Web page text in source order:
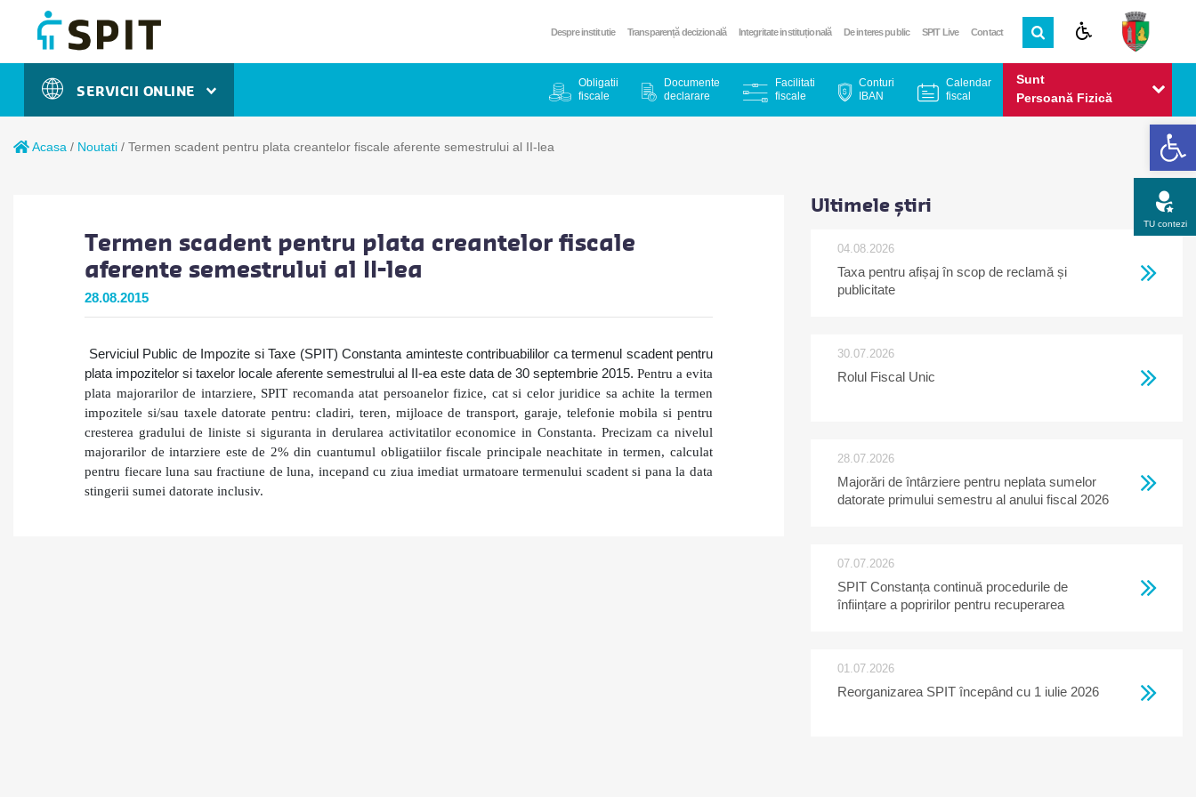
Despre institutie Transparență decizională Integritate instituțională De interes public SPIT Live Contact
SERVICII ONLINE
Sunt
Persoană Fizică
Obligatii
fiscale
Documente
declarare
Facilitati
fiscale
Conturi
IBAN
Calendar
fiscal
Acasa / Noutati / Termen scadent pentru plata creantelor fiscale aferente semestrului al II-lea
Termen scadent pentru plata creantelor fiscale
aferente semestrului al II-lea
28.08.2015
Serviciul Public de Impozite si Taxe (SPIT) Constanta aminteste contribuabililor ca termenul scadent pentru
plata impozitelor si taxelor locale aferente semestrului al II-ea este data de 30 septembrie 2015. Pentru a evita
plata majorarilor de intarziere, SPIT recomanda atat persoanelor fizice, cat si celor juridice sa achite la termen
impozitele si/sau taxele datorate pentru: cladiri, teren, mijloace de transport, garaje, telefonie mobila si pentru
cresterea gradului de liniste si siguranta in derularea activitatilor economice in Constanta. Precizam ca nivelul
majorarilor de intarziere este de 2% din cuantumul obligatiilor fiscale principale neachitate in termen, calculat
pentru fiecare luna sau fractiune de luna, incepand cu ziua imediat urmatoare termenului scadent si pana la data
stingerii sumei datorate inclusiv.
Ultimele știri
04.08.2026
Taxa pentru afișaj în scop de reclamă și
publicitate
30.07.2026
Rolul Fiscal Unic
28.07.2026
Majorări de întârziere pentru neplata sumelor
datorate primului semestru al anului fiscal 2026
07.07.2026
SPIT Constanța continuă procedurile de
înființare a popririlor pentru recuperarea
01.07.2026
Reorganizarea SPIT începând cu 1 iulie 2026
TU contezi
Opinia ta
Apel gratuit
Newsletter
Program